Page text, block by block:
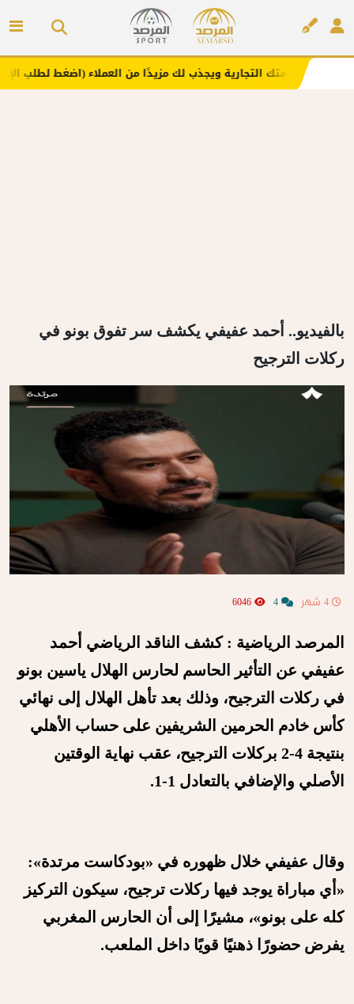
التجارية ويجذب لك مزيدًا من العملاء (اضغط لطلب الإعلان)
بالفيديو.. أحمد عفيفي يكشف سر تفوق بونو في
ركلات الترجيح
المرصد الرياضية : كشف الناقد الرياضي أحمد
عفيفي عن التأثير الحاسم لحارس الهلال ياسين بونو
في ركلات الترجيح، وذلك بعد تأهل الهلال إلى نهائي
كأس خادم الحرمين الشريفين على حساب الأهلي
بنتيجة 4-2 بركلات الترجيح، عقب نهاية الوقتين
الأصلي والإضافي بالتعادل 1-1.
وقال عفيفي خلال ظهوره في «بودكاست مرتدة»:
«أي مباراة يوجد فيها ركلات ترجيح، سيكون التركيز
كله على بونو»، مشيرًا إلى أن الحارس المغربي
يفرض حضورًا ذهنيًا قويًا داخل الملعب.